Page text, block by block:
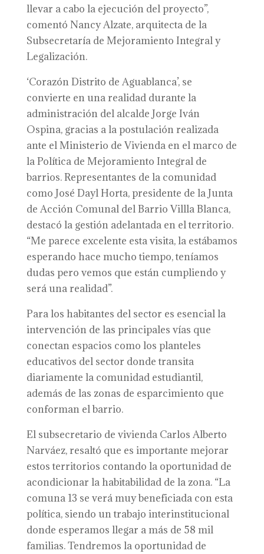
llevar a cabo la ejecución del proyecto”,
comentó Nancy Alzate, arquitecta de la
Subsecretaría de Mejoramiento Integral y
Legalización.
‘Corazón Distrito de Aguablanca’, se
convierte en una realidad durante la
administración del alcalde Jorge Iván
Ospina, gracias a la postulación realizada
ante el Ministerio de Vivienda en el marco de
la Política de Mejoramiento Integral de
barrios. Representantes de la comunidad
como José Dayl Horta, presidente de la Junta
de Acción Comunal del Barrio Villla Blanca,
destacó la gestión adelantada en el territorio.
“Me parece excelente esta visita, la estábamos
esperando hace mucho tiempo, teníamos
dudas pero vemos que están cumpliendo y
será una realidad”.
Para los habitantes del sector es esencial la
intervención de las principales vías que
conectan espacios como los planteles
educativos del sector donde transita
diariamente la comunidad estudiantil,
además de las zonas de esparcimiento que
conforman el barrio.
El subsecretario de vivienda Carlos Alberto
Narváez, resaltó que es importante mejorar
estos territorios contando la oportunidad de
acondicionar la habitabilidad de la zona. “La
comuna 13 se verá muy beneficiada con esta
política, siendo un trabajo interinstitucional
donde esperamos llegar a más de 58 mil
familias. Tendremos la oportunidad de